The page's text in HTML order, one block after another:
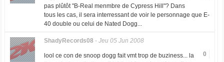
pas plûtôt "B-Real menmbre de Cypress Hill"? Dans
tous les cas, il sera interressant de voir le personnage que E-
40 double ou celui de Nated Dogg...
ShadyRecords08 - Jeu 05 Jun 2008
0
lool ce con de snoop dogg fait vmt trop de buziness... la